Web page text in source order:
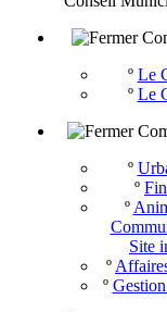
º Le
º Le
º
º
º
Site
º
º